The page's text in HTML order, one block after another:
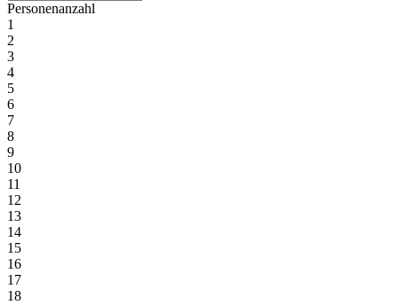
Personenanzahl
1
2
3
4
5
6
7
8
9
10
11
12
13
14
15
16
17
18